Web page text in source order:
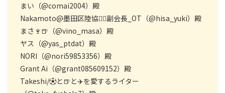
まい（@comai2004）殿
Nakamoto@墨田区陸協🏃‍♂️副会長_OT（@hisa_yuki）殿
まさ🍷🍺（@vino_masa）殿
ヤス（@yas_ptdat）殿
NORI（@nori59853356）殿
Grant Ai（@grant085609152）殿
Takeshi/⚽️と🍺と✈️を愛するライター